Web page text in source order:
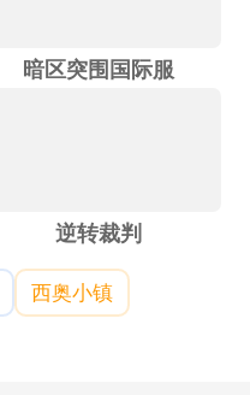
暗区突围国际服
逆转裁判
西奥小镇